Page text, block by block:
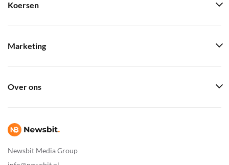
Newsbit Media Group
Koersen
Marketing
Over ons